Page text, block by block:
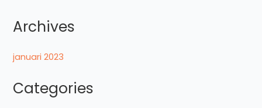
Archives
januari 2023
Categories